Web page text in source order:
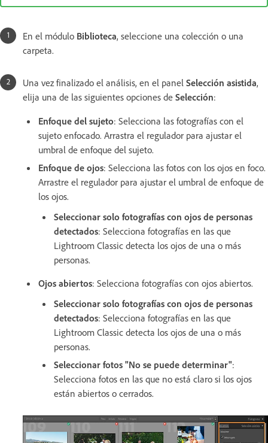
En el módulo Biblioteca, seleccione una colección o una
carpeta.
Una vez finalizado el análisis, en el panel Selección asistida,
elija una de las siguientes opciones de Selección:
Enfoque del sujeto: Selecciona las fotografías con el
sujeto enfocado. Arrastra el regulador para ajustar el
umbral de enfoque del sujeto.
Enfoque de ojos: Selecciona las fotos con los ojos en foco.
Arrastre el regulador para ajustar el umbral de enfoque de
los ojos.
Seleccionar solo fotografías con ojos de personas
detectados: Selecciona fotografías en las que
Lightroom Classic detecta los ojos de una o más
personas.
Ojos abiertos: Selecciona fotografías con ojos abiertos.
Seleccionar solo fotografías con ojos de personas
detectados: Selecciona fotografías en las que
Lightroom Classic detecta los ojos de una o más
personas.
Seleccionar fotos "No se puede determinar":
Selecciona fotos en las que no está claro si los ojos
están abiertos o cerrados.